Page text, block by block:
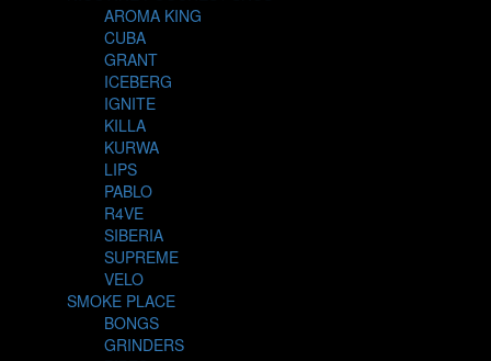
TWIST
VGOD
WILD ZOO
YETI
AROMA KING
CUBA
GRANT
ICEBERG
IGNITE
KILLA
KURWA
LIPS
PABLO
R4VE
SIBERIA
SUPREME
VELO
SMOKE PLACE
BONGS
GRINDERS